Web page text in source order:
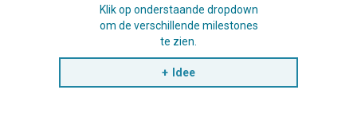
Klik op onderstaande dropdown
om de verschillende milestones
te zien.
Idee